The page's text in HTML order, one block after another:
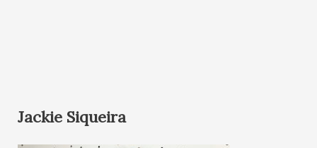
Jackie Siqueira